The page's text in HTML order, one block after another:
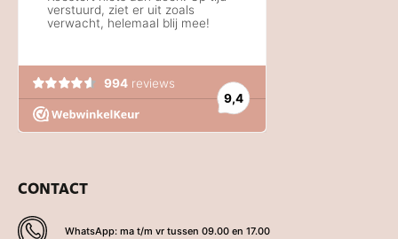
CONTACT
WhatsApp: ma t/m vr tussen 09.00 en 17.00